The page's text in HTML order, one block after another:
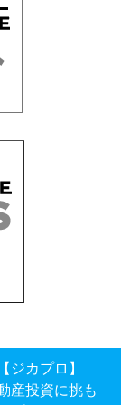
カプロ】
産投資に挑も